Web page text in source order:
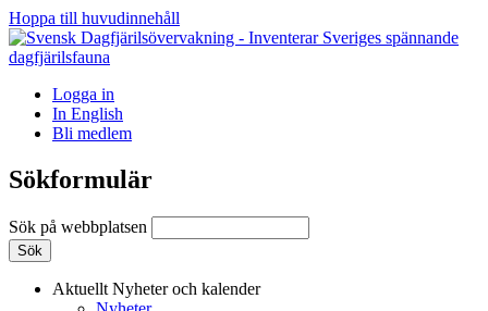
Hoppa till huvudinnehåll
Logga in
In English
Bli medlem
Sökformulär
Sök på webbplatsen
Aktuellt Nyheter och kalender